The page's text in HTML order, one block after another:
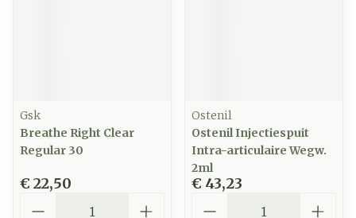
Gsk
Breathe Right Clear
Regular 30
€ 22,50
Ostenil
Ostenil Injectiespuit
Intra-articulaire Wegw.
2ml
€ 43,23